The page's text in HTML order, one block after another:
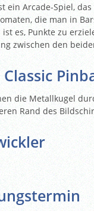
ein Arcade-Spiel,
die man in
ist es, Punkte zu
zwischen den
die Metallkugel
Rand des